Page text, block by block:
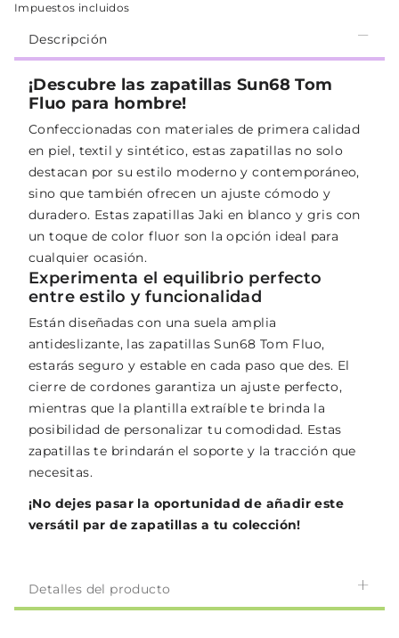
Impuestos incluidos
Descripción
¡Descubre las zapatillas Sun68 Tom
Fluo para hombre!
Confeccionadas con materiales de primera calidad
en piel, textil y sintético, estas zapatillas no solo
destacan por su estilo moderno y contemporáneo,
sino que también ofrecen un ajuste cómodo y
duradero. Estas zapatillas Jaki en blanco y gris con
un toque de color fluor son la opción ideal para
cualquier ocasión.
Experimenta el equilibrio perfecto
entre estilo y funcionalidad
Están diseñadas con una suela amplia
antideslizante, las zapatillas Sun68 Tom Fluo,
estarás seguro y estable en cada paso que des. El
cierre de cordones garantiza un ajuste perfecto,
mientras que la plantilla extraíble te brinda la
posibilidad de personalizar tu comodidad. Estas
zapatillas te brindarán el soporte y la tracción que
necesitas.
¡No dejes pasar la oportunidad de añadir este
versátil par de zapatillas a tu colección!
Detalles del producto